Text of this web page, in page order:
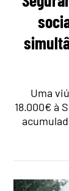
Uma
18.000€ à